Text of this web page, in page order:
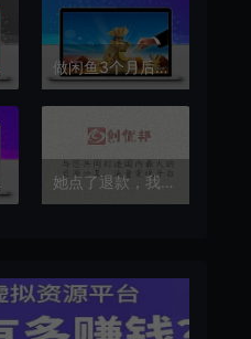
做闲鱼3个月后的5点心得体会!
她点了退款，我点了反思